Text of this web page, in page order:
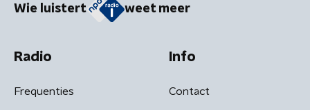
Wie luistert weet meer
Radio
Frequenties
Info
Contact